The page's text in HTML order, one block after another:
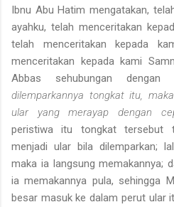
Ibnu Abu Hatim mengatakan,
ayahku, telah menceritakan
telah menceritakan kepada
menceritakan kepada kami
Abbas sehubungan dengan
dilemparkannya tongkat itu,
ular yang merayap dengan
peristiwa itu tongkat tersebut
menjadi ular bila dilemparkan;
maka ia langsung memakannya;
ia memakannya pula, sehingga
besar masuk ke dalam perut ular